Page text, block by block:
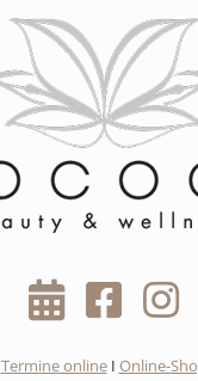
Termine onlineI Online-